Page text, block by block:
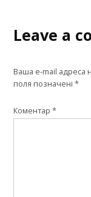
Leave a
Ваша e-mail адреса
поля позначені*
Коментар*